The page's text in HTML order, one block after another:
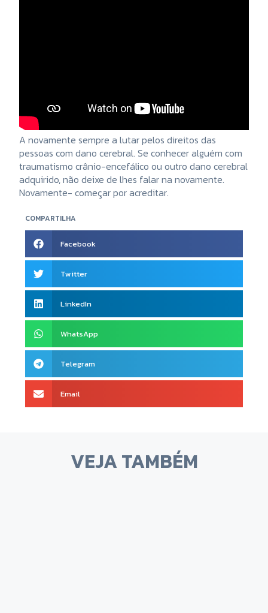
COMPARTILHA
Facebook
Twitter
LinkedIn
WhatsApp
Telegram
Email
A novamente sempre a lutar pelos direitos das
pessoas com dano cerebral. Se conhecer alguém com
traumatismo crânio-encefálico ou outro dano cerebral
adquirido, não deixe de lhes falar na novamente.
Novamente- começar por acreditar.
VEJA TAMBÉM